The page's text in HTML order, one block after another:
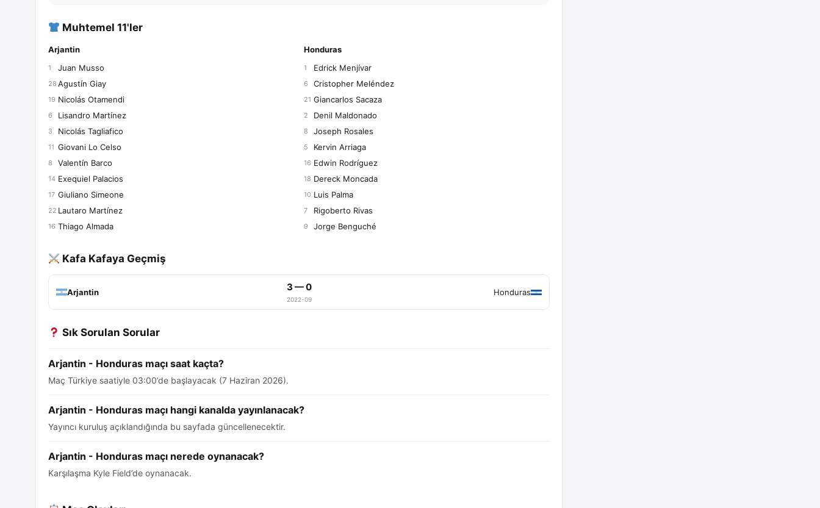
Muhtemel 11'ler
Arjantin
1 Juan Musso
28 Agustín Giay
19 Nicolás Otamendi
6 Lisandro Martínez
3 Nicolás Tagliafico
11 Giovani Lo Celso
8 Valentín Barco
14 Exequiel Palacios
17 Giuliano Simeone
22 Lautaro Martínez
16 Thiago Almada
Honduras
1 Edrick Menjívar
6 Cristopher Meléndez
21 Giancarlos Sacaza
2 Denil Maldonado
8 Joseph Rosales
5 Kervin Arriaga
16 Edwin Rodríguez
18 Dereck Moncada
10 Luis Palma
7 Rigoberto Rivas
9 Jorge Benguché
Kafa Kafaya Geçmiş
Arjantin 3 — 0
2022-09
Honduras
Sık Sorulan Sorular
Arjantin - Honduras maçı saat kaçta?
Maç Türkiye saatiyle 03:00’de başlayacak (7 Haziran 2026).
Arjantin - Honduras maçı hangi kanalda yayınlanacak?
Yayıncı kuruluş açıklandığında bu sayfada güncellenecektir.
Arjantin - Honduras maçı nerede oynanacak?
Karşılaşma Kyle Field’de oynanacak.